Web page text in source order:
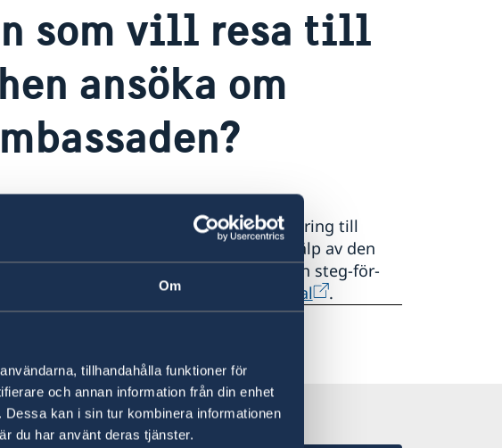
Om
tillhandahålla funktioner för
och annan information från din enhet
kan i sin tur kombinera informationen
du har använt deras tjänster.
som vill resa till
ansöka om
hanterar ansökningar om Schengenvisering till
till Sverige genomförs med hjälp av den
to VFS Global| vfsglobal
. Här finns en steg-för-
om visum
Apply for a visa | vfsglobal .